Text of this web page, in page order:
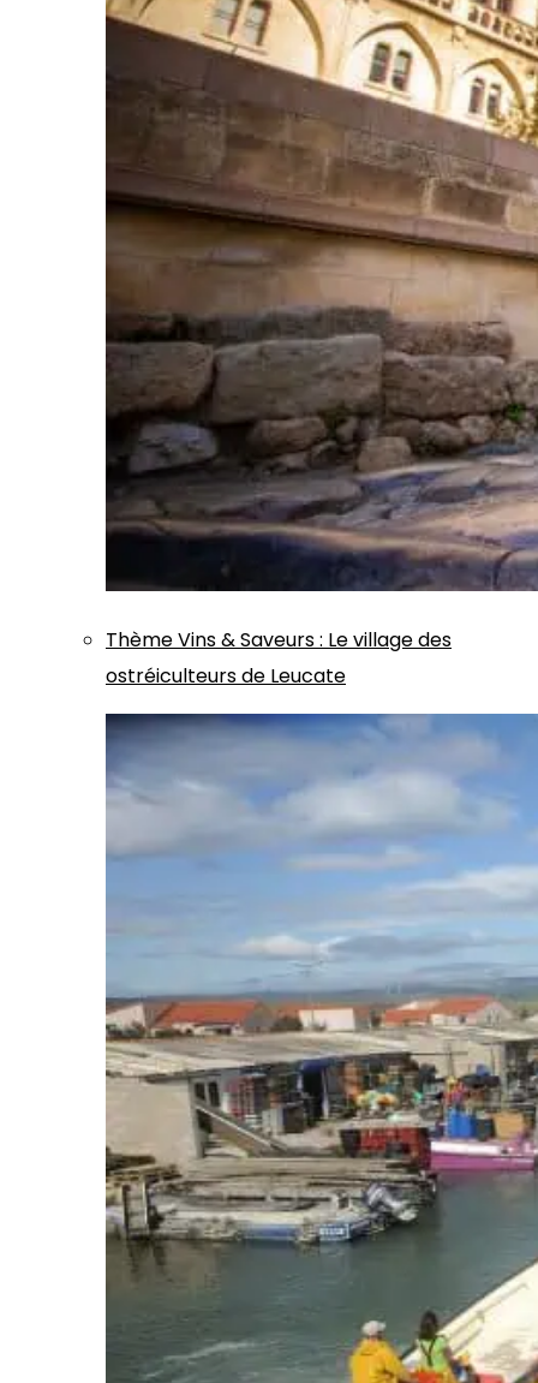
ThèmeVins & Saveurs: Le village des
ostréiculteurs de Leucate